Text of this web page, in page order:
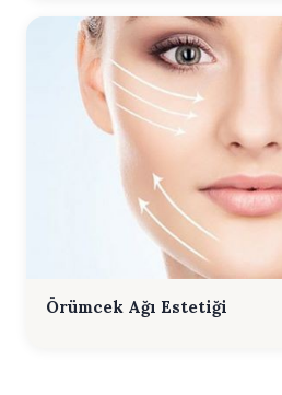
Örümcek Ağı Estetiği